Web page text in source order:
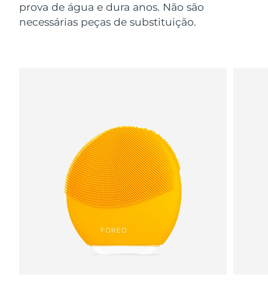
prova de água e dura anos. Não são
necessárias peças de substituição.